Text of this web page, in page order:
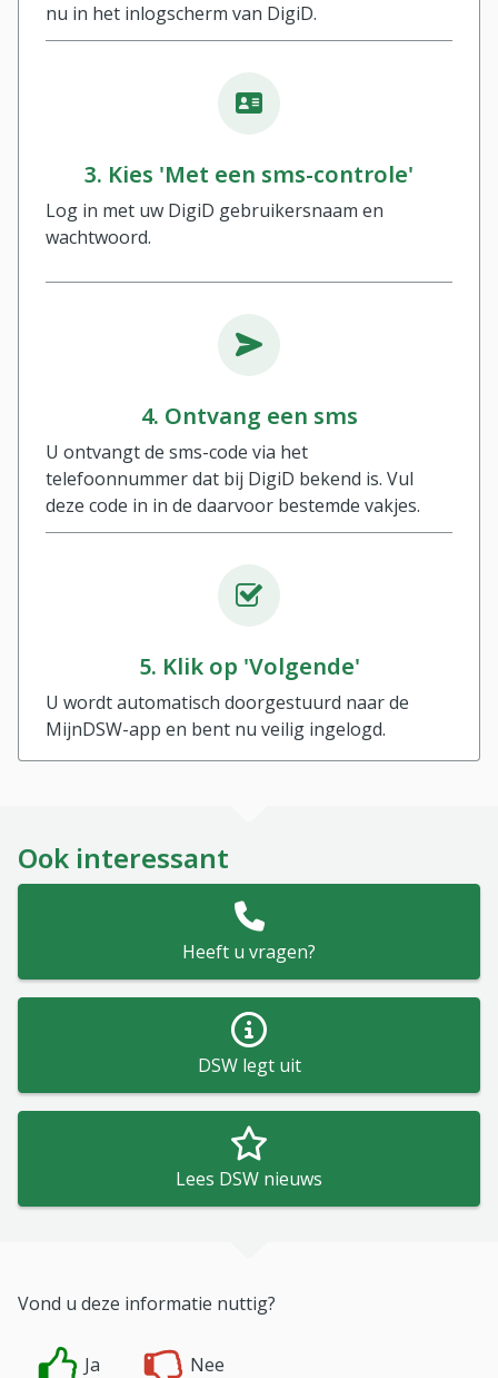
nu in het inlogscherm van DigiD.
3. Kies 'Met een sms-controle'
Log in met uw DigiD gebruikersnaam en
wachtwoord.
4. Ontvang een sms
U ontvangt de sms-code via het
telefoonnummer dat bij DigiD bekend is. Vul
deze code in in de daarvoor bestemde vakjes.
5. Klik op 'Volgende'
U wordt automatisch doorgestuurd naar de
MijnDSW-app en bent nu veilig ingelogd.
Ook interessant
Heeft u vragen?
DSW legt uit
Lees DSW nieuws
Vond u deze informatie nuttig?
Ja Nee